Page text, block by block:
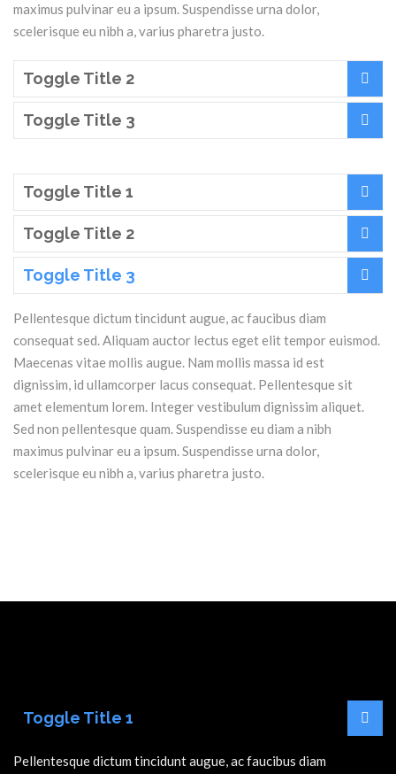
maximus pulvinar eu a ipsum. Suspendisse urna dolor,
scelerisque eu nibh a, varius pharetra justo.
Toggle Title 2
Toggle Title 3
Toggle Title 1
Toggle Title 2
Toggle Title 3
Pellentesque dictum tincidunt augue, ac faucibus diam
consequat sed. Aliquam auctor lectus eget elit tempor euismod.
Maecenas vitae mollis augue. Nam mollis massa id est
dignissim, id ullamcorper lacus consequat. Pellentesque sit
amet elementum lorem. Integer vestibulum dignissim aliquet.
Sed non pellentesque quam. Suspendisse eu diam a nibh
maximus pulvinar eu a ipsum. Suspendisse urna dolor,
scelerisque eu nibh a, varius pharetra justo.
Toggle Title 1
Pellentesque dictum tincidunt augue, ac faucibus diam